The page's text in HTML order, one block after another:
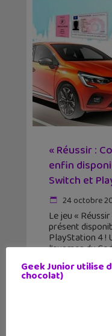
« Réussir :
enfin
Switch et
24 octobre
Le jeu «
présent
PlayStation 4 !
l’examen du
la vie
Geek Junior utilise
chocolat)